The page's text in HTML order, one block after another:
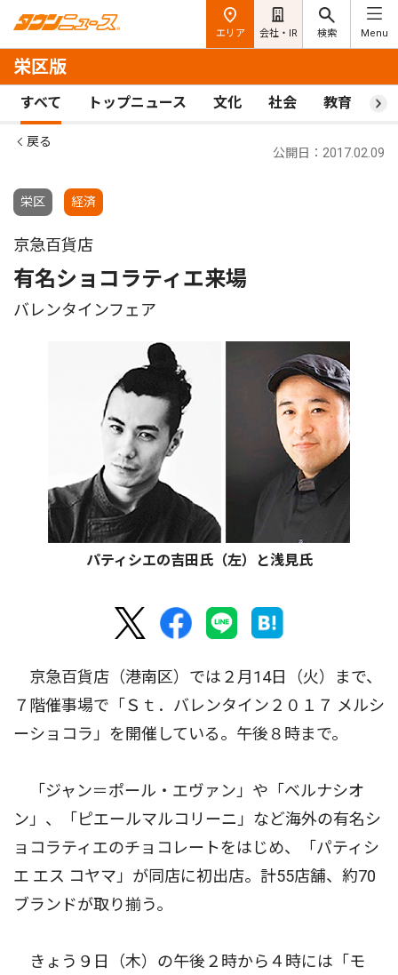
エリア 会社・IR 検索 Menu
栄区版
すべて トップニュース 文化 社会 教育 ス
戻る
栄区 経済
公開日：2017.02.09
京急百貨店
有名ショコラティエ来場
バレンタインフェア
パティシエの吉田氏（左）と浅見氏
京急百貨店（港南区）では２月14日（火）まで、
７階催事場で「Ｓｔ．バレンタイン２０１７ メルシ
ーショコラ」を開催している。午後８時まで。
「ジャン＝ポール・エヴァン」や「ベルナシオ
ン」、「ピエールマルコリーニ」など海外の有名シ
ョコラティエのチョコレートをはじめ、「パティシ
エ エス コヤマ」が同店に初出店。計55店舗、約70
ブランドが取り揃う。
きょう９日（木）の午後２時から４時には「モ